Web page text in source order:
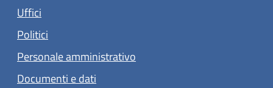
Uffici
Politici
Personale amministrativo
Documenti e dati